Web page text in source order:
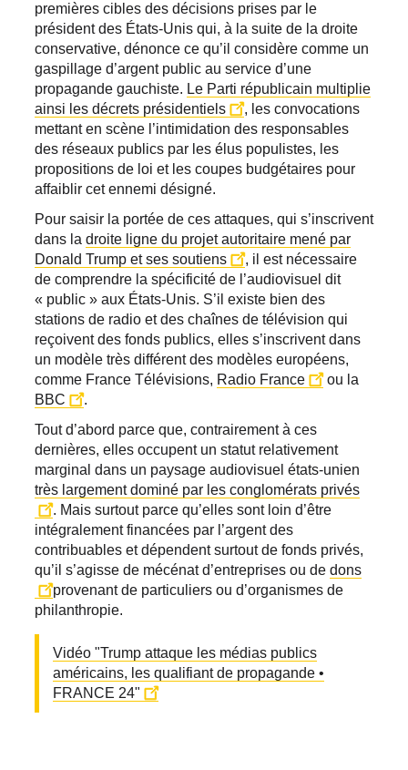
premières cibles des décisions prises par le
président des États-Unis qui, à la suite de la droite
conservative, dénonce ce qu’il considère comme un
gaspillage d’argent public au service d’une
propagande gauchiste. Le Parti républicain multiplie
ainsi les décrets présidentiels
, les convocations
mettant en scène l’intimidation des responsables
des réseaux publics par les élus populistes, les
propositions de loi et les coupes budgétaires pour
affaiblir cet ennemi désigné.
Pour saisir la portée de ces attaques, qui s’inscrivent
dans la droite ligne du projet autoritaire mené par
Donald Trump et ses soutiens
, il est nécessaire
de comprendre la spécificité de l’audiovisuel dit
« public » aux États-Unis. S’il existe bien des
stations de radio et des chaînes de télévision qui
reçoivent des fonds publics, elles s’inscrivent dans
un modèle très différent des modèles européens,
comme France Télévisions, Radio France
ou la
BBC
.
Tout d’abord parce que, contrairement à ces
dernières, elles occupent un statut relativement
marginal dans un paysage audiovisuel états-unien
très largement dominé par les conglomérats privés
. Mais surtout parce qu’elles sont loin d’être
intégralement financées par l’argent des
contribuables et dépendent surtout de fonds privés,
qu’il s’agisse de mécénat d’entreprises ou de dons
provenant de particuliers ou d’organismes de
philanthropie.
Vidéo "Trump attaque les médias publics
américains, les qualifiant de propagande •
FRANCE 24"